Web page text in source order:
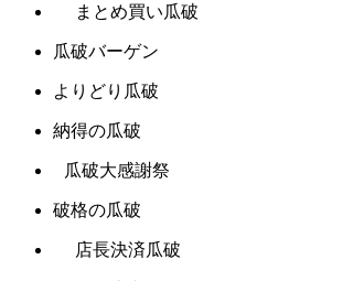
まとめ買い瓜破
瓜破バーゲン
よりどり瓜破
納得の瓜破
瓜破大感謝祭
破格の瓜破
店長決済瓜破